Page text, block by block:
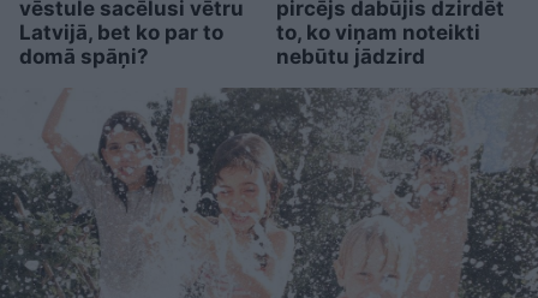
vēstule sacēlusi vētru
Latvijā, bet ko par to
domā spāņi?
pircējs dabūjis dzirdēt
to, ko viņam noteikti
nebūtu jādzird